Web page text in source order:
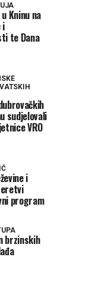
Kninu na
i
te Dana
sudjelovali
VRO
i
program
brzinskih